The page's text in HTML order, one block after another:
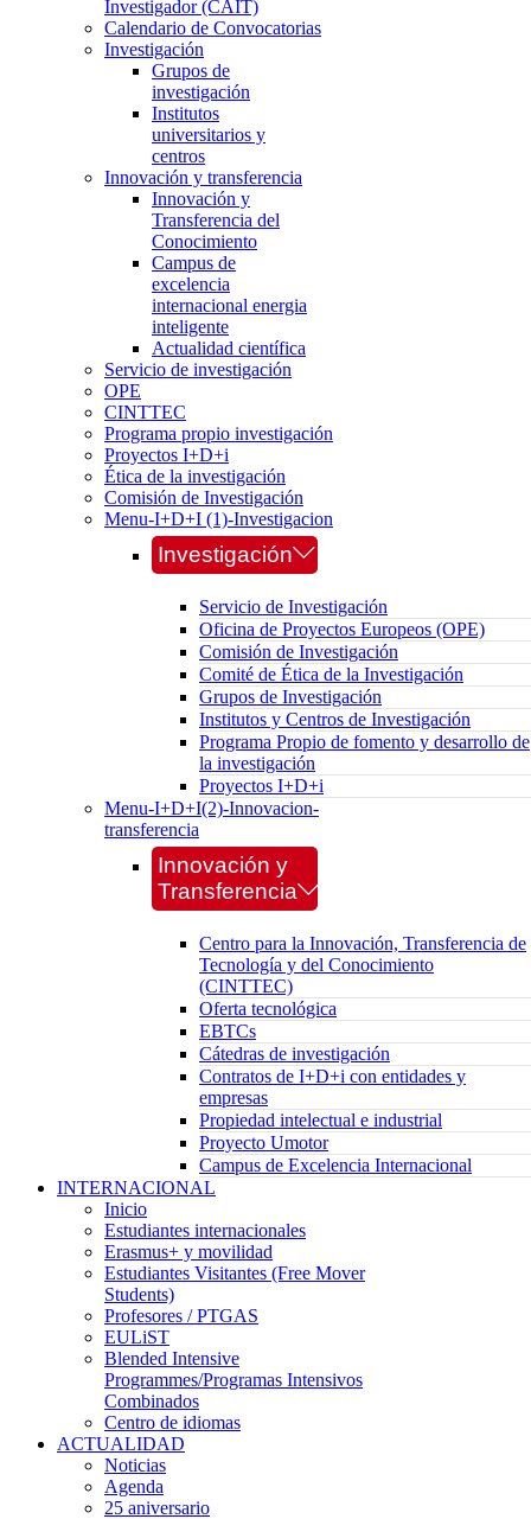
Investigador (CAIT)
Calendario de Convocatorias
Investigación
Grupos de
investigación
Institutos
universitarios y
centros
Innovación y transferencia
Innovación y
Transferencia del
Conocimiento
Campus de
excelencia
internacional energia
inteligente
Actualidad científica
Servicio de investigación
OPE
CINTTEC
Programa propio investigación
Proyectos I+D+i
Ética de la investigación
Comisión de Investigación
Menu-I+D+I (1)-Investigacion
Investigación
Servicio de Investigación
Oficina de Proyectos Europeos (OPE)
Comisión de Investigación
Comité de Ética de la Investigación
Grupos de Investigación
Institutos y Centros de Investigación
Programa Propio de fomento y desarrollo de
la investigación
Proyectos I+D+i
Menu-I+D+I(2)-Innovacion-
transferencia
Innovación y
Transferencia
Centro para la Innovación, Transferencia de
Tecnología y del Conocimiento
(CINTTEC)
Oferta tecnológica
EBTCs
Cátedras de investigación
Contratos de I+D+i con entidades y
empresas
Propiedad intelectual e industrial
Proyecto Umotor
Campus de Excelencia Internacional
INTERNACIONAL
Inicio
Estudiantes internacionales
Erasmus+ y movilidad
Estudiantes Visitantes (Free Mover
Students)
Profesores / PTGAS
EULiST
Blended Intensive
Programmes/Programas Intensivos
Combinados
Centro de idiomas
ACTUALIDAD
Noticias
Agenda
25 aniversario